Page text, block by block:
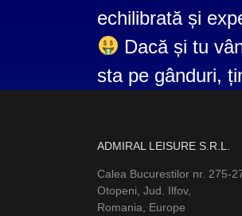
echilibrată și
Dacă și tu
sta pe gânduri,
ADMIRAL LEISURE S.R.L.
Calea Bucurestilor nr. 275-
Otopeni, Jud. Ilfov,
Romania, Europe